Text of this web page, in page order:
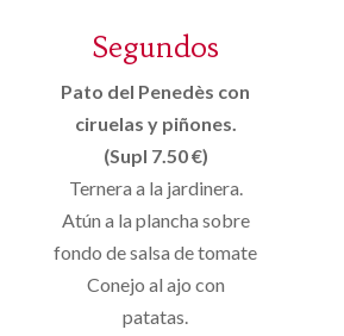
Segundos
Pato del Penedès con
ciruelas y piñones.
(Supl 7.50 €)
Ternera a la jardinera.
Atún a la plancha sobre
fondo de salsa de tomate
Conejo al ajo con
patatas.